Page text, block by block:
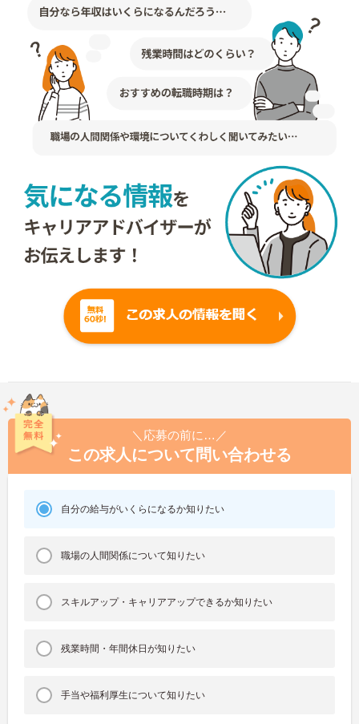
＼応募の前に…／
この求人について問い合わせる
自分の給与がいくらになるか知りたい
職場の人間関係について知りたい
スキルアップ・キャリアアップできるか知りたい
残業時間・年間休日が知りたい
手当や福利厚生について知りたい